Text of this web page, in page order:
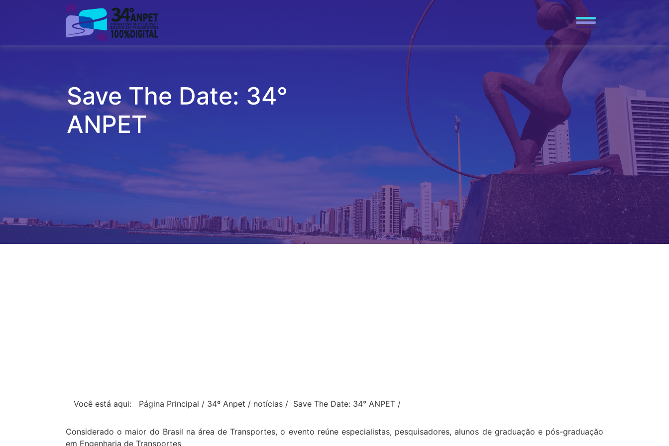
Save The Date: 34°
ANPET
Você está aqui: Página Principal / 34º Anpet / notícias / Save The Date: 34° ANPET /
Considerado o maior do Brasil na área de Transportes, o evento reúne especialistas, pesquisadores, alunos de graduação e pós-graduação
em Engenharia de Transportes